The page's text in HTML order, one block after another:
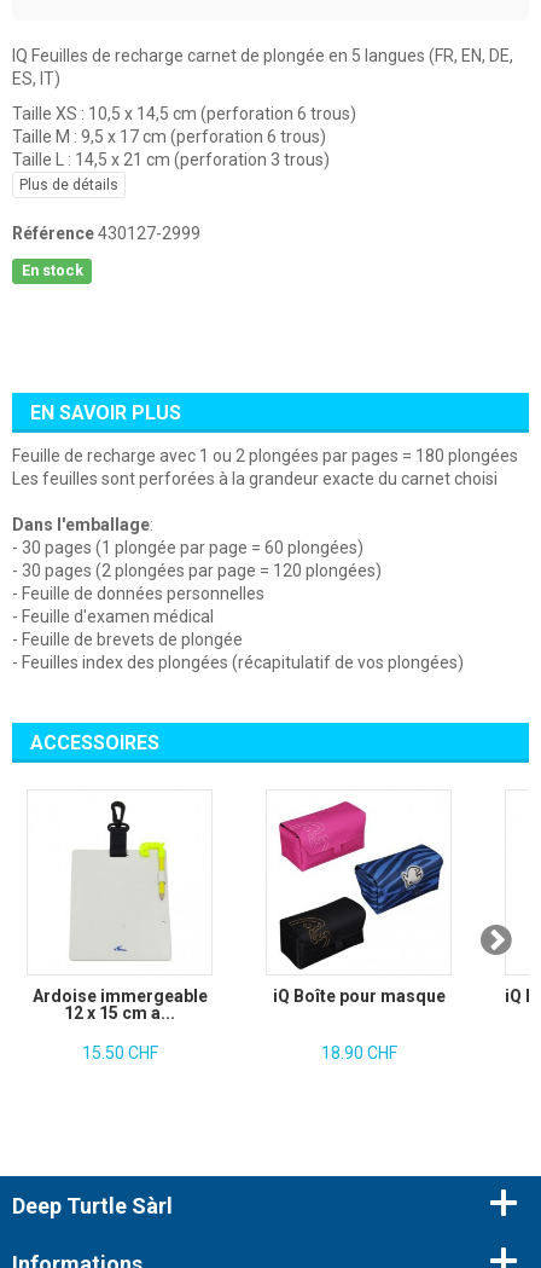
IQ Feuilles de recharge carnet de plongée en 5 langues (FR, EN, DE,
ES, IT)
Taille XS : 10,5 x 14,5 cm (perforation 6 trous)
Taille M : 9,5 x 17 cm (perforation 6 trous)
Taille L : 14,5 x 21 cm (perforation 3 trous)
Plus de détails
Référence430127-2999
En stock
EN SAVOIR PLUS
Feuille de recharge avec 1 ou 2 plongées par pages = 180 plongées
Les feuilles sont perforées à la grandeur exacte du carnet choisi
Dans l'emballage:
- 30 pages (1 plongée par page = 60 plongées)
- 30 pages (2plongées par page = 120 plongées)
- Feuille de données personnelles
- Feuille d'examen médical
- Feuille de brevets de plongée
- Feuilles index des plongées (récapitulatif de vos plongées)
ACCESSOIRES
Ardoise immergeable
12 x 15 cm a...
15.50 CHF
iQ Boîte pour masque
18.90 CHF
iQ
Deep Turtle Sàrl